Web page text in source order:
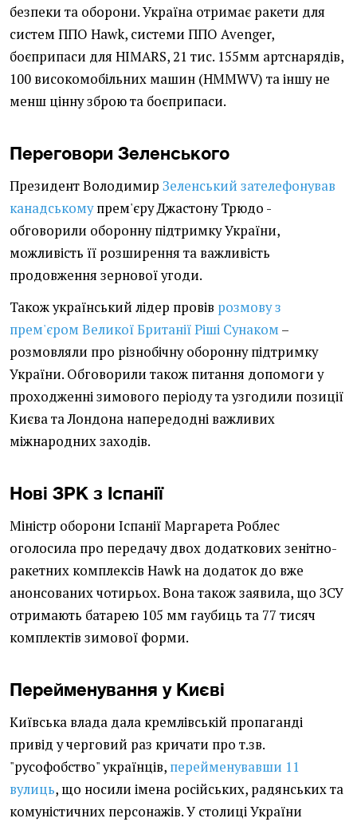
безпеки та оборони. Україна отримає ракети для
систем ППО Hawk, системи ППО Аvenger,
боєприпаси для HIMARS, 21 тис. 155мм артснарядів,
100 високомобільних машин (HMMWV) та іншу не
менш цінну зброю та боєприпаси.
Переговори Зеленського
Президент Володимир Зеленський зателефонував
канадськомупрем'єру Джастону Трюдо -
обговорили оборонну підтримку України,
можливість її розширення та важливість
продовження зернової угоди.
Також український лідер провів розмову з
прем'єром Великої Британії Ріші Сунаком–
розмовляли про різнобічну оборонну підтримку
України. Обговорили також питання допомоги у
проходженні зимового періоду та узгодили позиції
Києва та Лондона напередодні важливих
міжнародних заходів.
Нові ЗРК з Іспанії
Міністр оборони Іспанії Маргарета Роблес
оголосила про передачу двох додаткових зенітно-
ракетних комплексів Hawk на додаток до вже
анонсованих чотирьох. Вона також заявила, що ЗСУ
отримають батарею 105 мм гаубиць та 77 тисяч
комплектів зимової форми.
Перейменування у Києві
Київська влада дала кремлівській пропаганді
привід у черговий раз кричати про т.зв.
"русофобство" українців, перейменувавши 11
вулиць, що носили імена російських, радянських та
комуністичних персонажів. У столиці України